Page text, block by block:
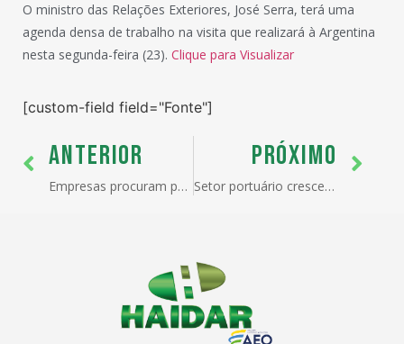
O ministro das Relações Exteriores, José Serra, terá uma
agenda densa de trabalho na visita que realizará à Argentina
nesta segunda-feira (23). Clique para Visualizar
[custom-field field="Fonte"]
ANTERIOR
Empresas procuram parcerias e oportunidades no exterio
PRÓXIMO
Setor portuário cresce 2,9% no primeiro trimestre